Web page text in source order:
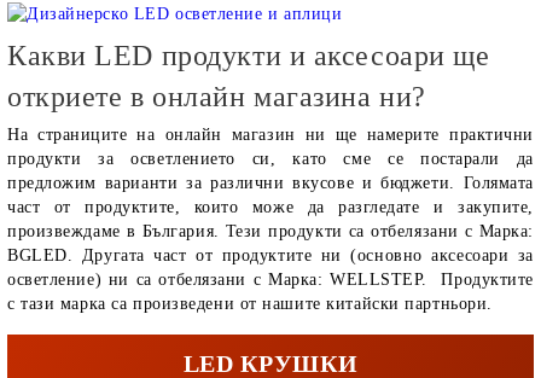
Какви LED продукти и аксесоари ще
откриете в онлайн магазина ни?
На страниците на онлайн магазин ни ще намерите практични
продукти за осветлението си, като сме се постарали да
предложим варианти за различни вкусове и бюджети. Голямата
част от продуктите, които може да разгледате и закупите,
произвеждаме в България. Тези продукти са отбелязани с Марка:
BGLED. Другата част от продуктите ни (основно аксесоари за
осветление) ни са отбелязани с Марка: WELLSTEP. Продуктите
с тази марка са произведени от нашите китайски партньори.
LED КРУШКИ